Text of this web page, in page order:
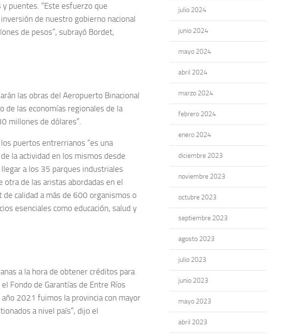
puentes. “Este esfuerzo que
de nuestro gobierno nacional
de pesos”, subrayó Bordet,
las obras del Aeropuerto Binacional
de las economías regionales de la
millones de dólares”.
puertos entrerrianos “es una
la actividad en los mismos desde
a los 35 parques industriales
de las aristas abordadas en el
calidad a más de 600 organismos o
esenciales como educación, salud y
a la hora de obtener créditos para
Fondo de Garantías de Entre Ríos
2021 fuimos la provincia con mayor
a nivel país”, dijo el
julio 2024
junio 2024
mayo 2024
abril 2024
marzo 2024
febrero 2024
enero 2024
diciembre 2023
noviembre 2023
octubre 2023
septiembre 2023
agosto 2023
julio 2023
junio 2023
mayo 2023
abril 2023